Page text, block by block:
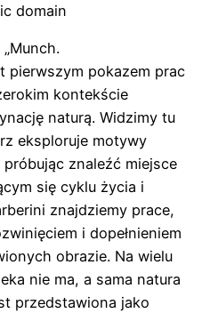
domain
pierwszym pokazem prac
kontekście
naturą. Widzimy tu
eksploruje motywy
znaleźć miejsce
się cyklu życia i
znajdziemy prace,
i dopełnieniem
obrazie. Na wielu
nie ma, a sama natura
przedstawiona jako